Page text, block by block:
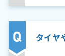
タイヤ